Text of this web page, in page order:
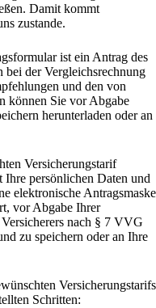
Damit kommt
zustande.
ist ein Antrag des
bei der Vergleichsrechnung
und den von
können Sie vor Abgabe
herunterladen oder an
Versicherungstarif
Ihre persönlichen Daten und
elektronische Antragsmaske
vor Abgabe Ihrer
nach § 7 VVG
zu speichern oder an Ihre
Versicherungstarifs
Schritten: